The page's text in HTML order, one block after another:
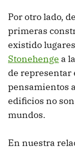
Por otro lado,
primeras
existido
Stonehenge a
de representar
pensamientos
edificios no
mundos.
En nuestra